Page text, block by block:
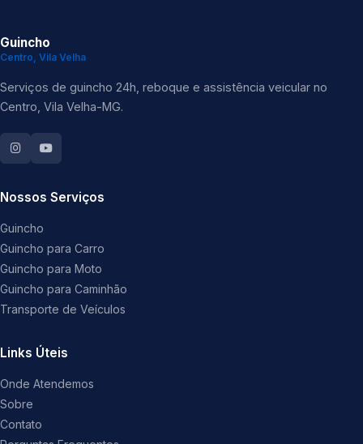
Guincho
Centro, Vila Velha
Serviços de guincho 24h, reboque e assistência veicular no
Centro, Vila Velha-MG.
Nossos Serviços
Guincho
Guincho para Carro
Guincho para Moto
Guincho para Caminhão
Transporte de Veículos
Links Úteis
Onde Atendemos
Sobre
Contato